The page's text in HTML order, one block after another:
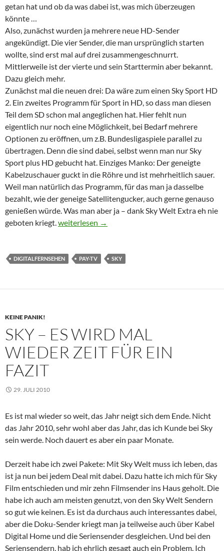
getan hat und ob da was dabei ist, was mich überzeugen
könnte …
Also, zunächst wurden ja mehrere neue HD-Sender
angekündigt. Die vier Sender, die man ursprünglich starten
wollte, sind erst mal auf drei zusammengeschnurrt.
Mittlerweile ist der vierte und sein Starttermin aber bekannt.
Dazu gleich mehr.
Zunächst mal die neuen drei: Da wäre zum einen Sky Sport HD
2. Ein zweites Programm für Sport in HD, so dass man diesen
Teil dem SD schon mal angeglichen hat. Hier fehlt nun
eigentlich nur noch eine Möglichkeit, bei Bedarf mehrere
Optionen zu eröffnen, um z.B. Bundesligaspiele parallel zu
übertragen. Denn die sind dabei, selbst wenn man nur Sky
Sport plus HD gebucht hat. Einziges Manko: Der geneigte
Kabelzuschauer guckt in die Röhre und ist mehrheitlich sauer.
Weil man natürlich das Programm, für das man ja dasselbe
bezahlt, wie der geneige Satellitengucker, auch gerne genauso
genießen würde. Was man aber ja – dank Sky Welt Extra eh nie
geboten kriegt.Update zu Sky
weiterlesen →
DIGITALFERNSEHEN PAY-TV SKY
KEINE PANIK!
SKY – ES WIRD MAL
WIEDER ZEIT FÜR EIN
FAZIT
29. JULI 2010
Es ist mal wieder so weit, das Jahr neigt sich dem Ende. Nicht
das Jahr 2010, sehr wohl aber das Jahr, das ich Kunde bei Sky
sein werde. Noch dauert es aber ein paar Monate.
Derzeit habe ich zwei Pakete: Mit Sky Welt muss ich leben, das
ist ja nun bei jedem Deal mit dabei. Dazu hatte ich mich für Sky
Film entschieden und mir zehn Filmsender ins Haus geholt. Die
habe ich auch am meisten genutzt, von den Sky Welt Sendern
so gut wie keinen. Es ist da durchaus auch interessantes dabei,
aber die Doku-Sender kriegt man ja teilweise auch über Kabel
Digital Home und die Seriensender desgleichen. Und bei den
Seriensendern, hab ich ehrlich gesagt auch ein Problem. Ich